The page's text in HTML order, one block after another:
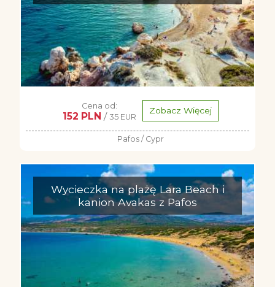
Cena od:
152 PLN / 35 EUR
Zobacz Więcej
Pafos / Cypr
Wycieczka na plażę Lara Beach i
kanion Avakas z Pafos